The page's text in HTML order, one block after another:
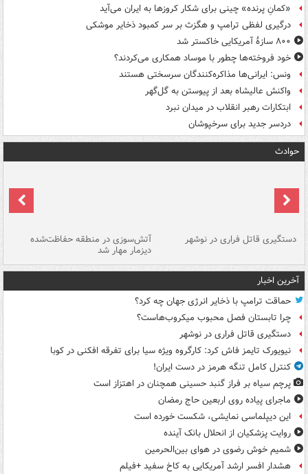
«کمانِ پرنده» چینی برای شکار کروزها به ایران می‌آید
درگیری لفظی ترامپ و هگزث بر سر کمبود ذخایر موشکی
۸۰۰ سازۀ آمریکایی خاکستر شد
خود فروخته‌ها چطور با موساد همکاری می‌کردند؟
ونس: ایرانی‌ها مذاکره‌کنندگان سرسختی هستند
واکنش عالیشاه بعد از پیوستن به گل‌گهر
ابتکارات رهبر انقلاب در میدان نبرد
دردسر جدید برای سرخپوشان
حوادث
دستگیری قاتل فراری در نوشهر آتش‌سوزی در منطقه حفاظت‌شده
دیزمار مهار شد
آخرین اخبار
حماقت ترامپ با ذخایر انرژی جهان چه کرد؟
چرا تابستان فصل محبوب میکروب‌هاست؟
دستگیری قاتل فراری در نوشهر
نیویورک تایمز فاش کرد: کارگروه ویژه سیا برای تفرقه افکنی در کوبا
کنترل کامل تنگه هرمز در دست ایران!
پرچم سیاه بر فراز گنبد حسینی همچنان در اهتزاز است
ماجرای پیاده روی اربعین حاج رمضان
این دیپلماسی نمایشی، شکست خورده است
روایت پزشکیان از انحلال بانک آینده
شمیم خوش رضوی در هوای بین‌الحرمین
هشدار افسر ارشد آمریکایی به کاخ سفید +فیلم